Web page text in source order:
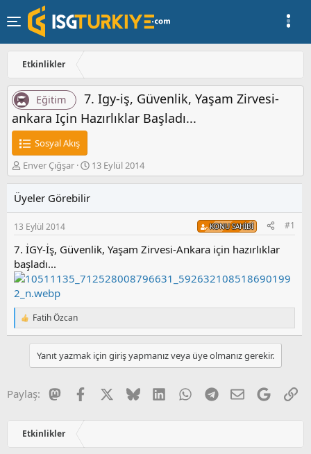
Etkinlikler
Eğitim
7. Igy-iş, Güvenlik, Yaşam Zirvesi-
ankara Için Hazırlıklar Başladı...
Sosyal Akış
K
o
u
y
u
b
a
ş
l
a
t
a
n
Enver Çığşar
B
a
a
g
ı
t
h
i
13 Eylül 2014
Üyeler Görebilir
13 Eylül 2014 KONU SAHIBI #1
7. İGY-İş, Güvenlik, Yaşam Zirvesi-Ankara için hazırlıklar
başladı...
T
e
r
Fatih Özcan
Yanıt yazmak için giriş yapmanız veya üye olmanız gerekir.
Paylaş: MastodonFacebook BlueskyLinkedInWhatsAppTelegram
E-postaGoogle
Etkinlikler